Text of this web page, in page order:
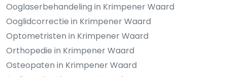
Ooglaserbehandeling in Krimpener Waard
Ooglidcorrectie in Krimpener Waard
Optometristen in Krimpener Waard
Orthopedie in Krimpener Waard
Osteopaten in Krimpener Waard